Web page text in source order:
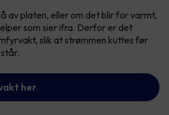
av platen, eller om det blir for varmt,
som sier ifra. Derfor er det
slik at strømmen kuttes før
her